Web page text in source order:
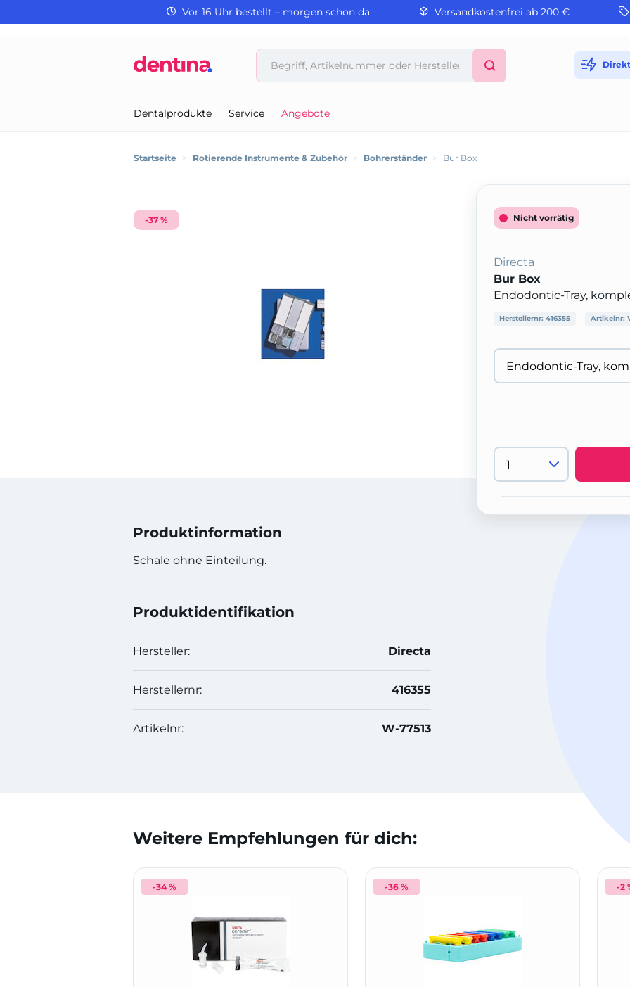
Vor 16 Uhr bestellt – morgen schon da Versandkostenfrei ab 200 €
Dentalprodukte Service Angebote
Startseite > Rotierende Instrumente & Zubehör > Bohrerständer > Bur Box
-37 %
Produktinformation
Schale ohne Einteilung.
Produktidentifikation
Hersteller: Directa
Herstellernr: 416355
Artikelnr: W-77513
Nicht vorrätig
Directa
Bur Box
Endodontic-Tray,
Herstellernr: 416355 Artikelnr:
Weitere Empfehlungen für dich:
-34 % -36 % -2